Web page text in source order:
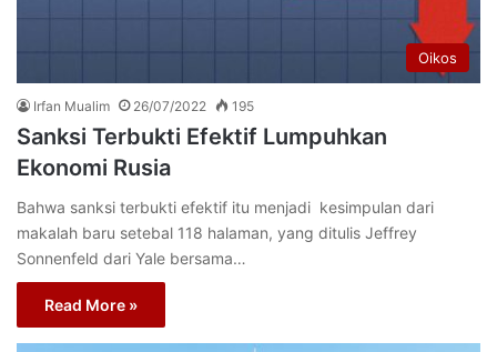
Oikos
Irfan Mualim 26/07/2022 195
Sanksi Terbukti Efektif Lumpuhkan
Ekonomi Rusia
Bahwa sanksi terbukti efektif itu menjadi kesimpulan dari
makalah baru setebal 118 halaman, yang ditulis Jeffrey
Sonnenfeld dari Yale bersama…
Read More »